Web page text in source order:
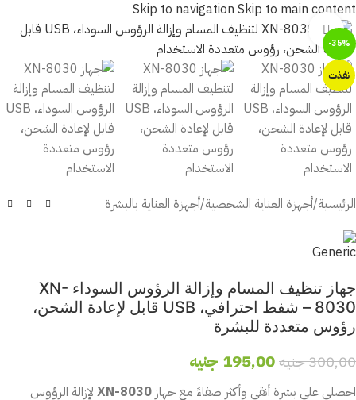
Skip to navigation Skip to main content
-35%
نفذت
أضغط للتكبير
الرئيسية/أجهزة العناية الشخصية/أجهزة العناية بالبشرة
جهاز تنظيف المسام وإزالة الرؤوس السوداء XN-
8030 – شفط احترافي، USB قابل لإعادة الشحن،
رؤوس متعددة للبشرة
300,00جنيه195,00 جنيه
احصلي على بشرة أنقى وأكثر صفاءً مع جهاز XN-8030 لإزالة الرؤوس